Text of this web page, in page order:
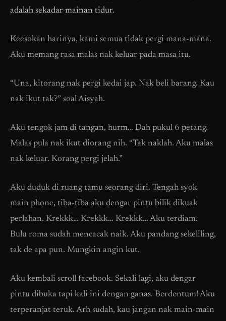
adalah sekadar mainan tidur.
Keesokan harinya, kami semua tidak pergi mana-mana.
Aku memang rasa malas nak keluar pada masa itu.
“Una, kitorang nak pergi kedai jap. Nak beli barang. Kau
nak ikut tak?” soal Aisyah.
Aku tengok jam di tangan, hurm… Dah pukul 6 petang.
Malas pula nak ikut diorang nih. “Tak naklah. Aku malas
nak keluar. Korang pergi jelah.”
Aku duduk di ruang tamu seorang diri. Tengah syok
main phone, tiba-tiba aku dengar pintu bilik dikuak
perlahan. Krekkk… Krekkk… Krekkk… Aku terdiam.
Bulu roma sudah mencacak naik. Aku pandang sekeliling,
tak de apa pun. Mungkin angin kut.
Aku kembali scroll facebook. Sekali lagi, aku dengar
pintu dibuka tapi kali ini dengan ganas. Berdentum! Aku
terperanjat teruk. Arh sudah, kau jangan nak main-main